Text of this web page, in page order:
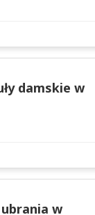
damskie w
w